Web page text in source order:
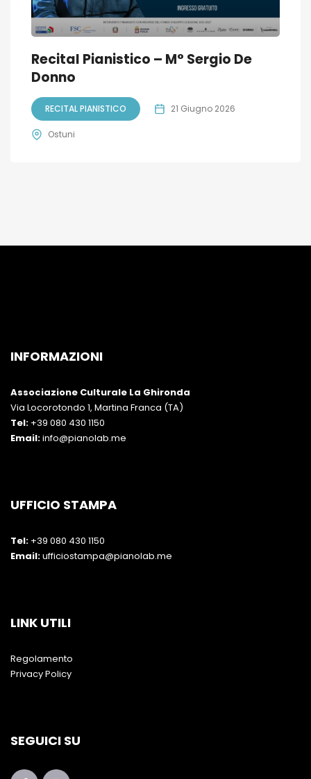
Recital Pianistico – M° Sergio De
Donno
RECITAL PIANISTICO 21 Giugno 2026
Ostuni
INFORMAZIONI
Associazione Culturale La Ghironda
Via Locorotondo 1, Martina Franca (TA)
Tel: +39 080 430 1150
Email:info@pianolab.me
UFFICIO STAMPA
Tel: +39 080 430 1150
Email:ufficiostampa@pianolab.me
LINK UTILI
Regolamento
Privacy Policy
SEGUICI SU